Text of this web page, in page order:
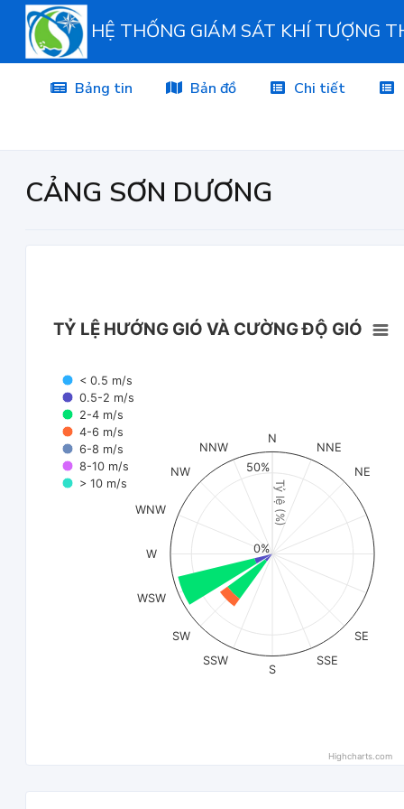
HỆ THỐNG GIÁM SÁT KHÍ TƯỢNG
Bảng tin Bản đồ Chi tiết
CẢNG SƠN DƯƠNG
Tỷ lệ (%)
TỶ LỆ HƯỚNG GIÓ VÀ CƯỜNG ĐỘ GIÓ
< 0.5 m/s
0.5-2 m/s
2-4 m/s
4-6 m/s
6-8 m/s
8-10 m/s
> 10 m/s
N
NNE
NE
SE
SSE
S
SSW
SW
WSW
W
WNW
NW
NNW
0%
50%
Highcharts.com